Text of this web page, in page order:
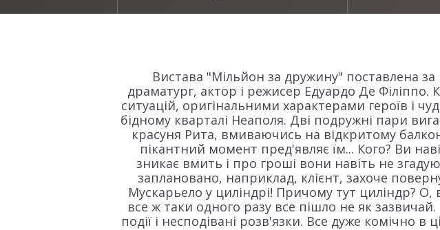
Вистава "Мільйон за дружину" поставлена
драматург, актор і режисер Едуардо Де
ситуацій, оригінальними характерами героїв і
бідному кварталі Неаполя. Дві подружні пари
красуня Рита, вмиваючись на відкритому
пікантний момент пред'являє їм... Кого? Ви
зникає вмить і про гроші вони навіть не
заплановано, наприклад, клієнт, захоче
Мускарьело у циліндрі! Причому тут циліндр? О,
все ж таки одного разу все пішло не як
події і несподівані розв'язки. Все дуже комічно в